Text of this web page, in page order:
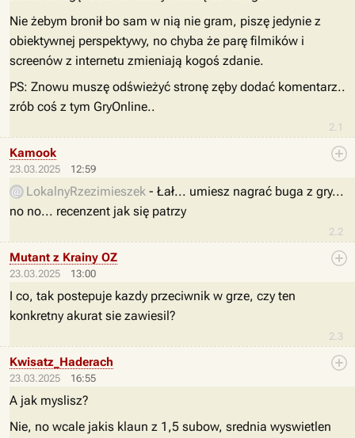
2.1
Nie żebym bronił bo sam w nią nie gram, piszę jedynie z
obiektywnej perspektywy, no chyba że parę filmików i
screenów z internetu zmieniają kogoś zdanie.
PS: Znowu muszę odświeżyć stronę zęby dodać komentarz..
zrób coś z tym GryOnline..
23.03.2025 12:59
2.2
Kamook
LokalnyRzezimieszek - Łał... umiesz nagrać buga z gry...
no no... recenzent jak się patrzy
23.03.2025 13:00
2.3
Mutant z Krainy OZ
I co, tak postepuje kazdy przeciwnik w grze, czy ten
konkretny akurat sie zawiesil?
23.03.2025 16:55
Kwisatz_Haderach
A jak myslisz?
Nie, no wcale jakis klaun z 1,5 subow, srednia wyswietlen